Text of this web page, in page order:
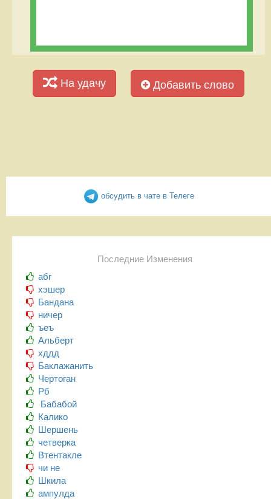
На удачу Добавить слово
обсудить в чате в Телеге
Последние Изменения
абг
хэшер
Бандана
ничер
ъеъ
Альберт
хддд
Баклажанить
Чертоган
Рб
Бабабой
Калико
Шершень
четверка
Втентакле
чи не
Шкила
ампулда